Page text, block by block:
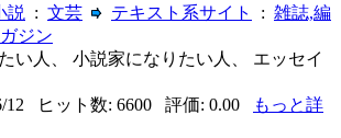
説 : 文芸 テキスト系サイト : 雑誌,編
ジン
い人、 小説家になりたい人、 エッセイ
12 ヒット数: 6600 評価: 0.00
もっと詳